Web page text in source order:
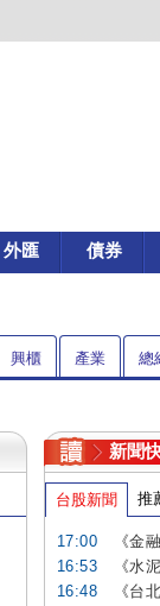
外匯 債券
興櫃 產業 總
新聞
台股新聞 推
17:00
《金
16:53
《水
16:48
《台